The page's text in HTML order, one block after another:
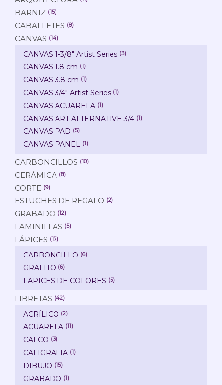
BARNIZ (15)
CABALLETES (8)
CANVAS (14)
CANVAS 1-3/8" Artist Series (3)
CANVAS 1.8 cm (1)
CANVAS 3.8 cm (1)
CANVAS 3/4" Artist Series (1)
CANVAS ACUARELA (1)
CANVAS ART ALTERNATIVE 3/4 (1)
CANVAS PAD (5)
CANVAS PANEL (1)
CARBONCILLOS (10)
CERÁMICA (8)
CORTE (9)
ESTUCHES DE REGALO (2)
GRABADO (12)
LAMINILLAS (5)
LÁPICES (17)
CARBONCILLO (6)
GRAFITO (6)
LAPICES DE COLORES (5)
LIBRETAS (42)
ACRÍLICO (2)
ACUARELA (11)
CALCO (3)
CALIGRAFIA (1)
DIBUJO (15)
GRABADO (1)